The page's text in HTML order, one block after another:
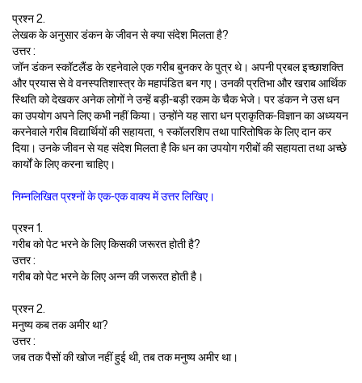
प्रश्न 2.
लेखक के अनुसार डंकन के जीवन से क्या संदेश मिलता है?
उत्तर :
जॉन डंकन स्कॉटलैंड के रहनेवाले एक गरीब बुनकर के पुत्र थे। अपनी प्रबल इच्छाशक्ति
और प्रयास से वे वनस्पतिशास्त्र के महापंडित बन गए। उनकी प्रतिभा और खराब आर्थिक
स्थिति को देखकर अनेक लोगों ने उन्हें बड़ी-बड़ी रकम के चैक भेजे। पर डंकन ने उस धन
का उपयोग अपने लिए कभी नहीं किया। उन्होंने यह सारा धन प्राकृतिक-विज्ञान का अध्ययन
करनेवाले गरीब विद्यार्थियों की सहायता, १ स्कॉलरशिप तथा पारितोषिक के लिए दान कर
दिया। उनके जीवन से यह संदेश मिलता है कि धन का उपयोग गरीबों की सहायता तथा अच्छे
कार्यों के लिए करना चाहिए।
निम्नलिखित प्रश्नों के एक-एक वाक्य में उत्तर लिखिए।
प्रश्न 1.
गरीब को पेट भरने के लिए किसकी जरूरत होती है?
उत्तर :
गरीब को पेट भरने के लिए अन्न की जरूरत होती है।
प्रश्न 2.
मनुष्य कब तक अमीर था?
उत्तर :
जब तक पैसों की खोज नहीं हुई थी, तब तक मनुष्य अमीर था।